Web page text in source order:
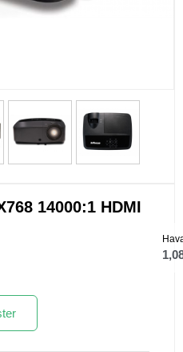
14000:1 HDMI